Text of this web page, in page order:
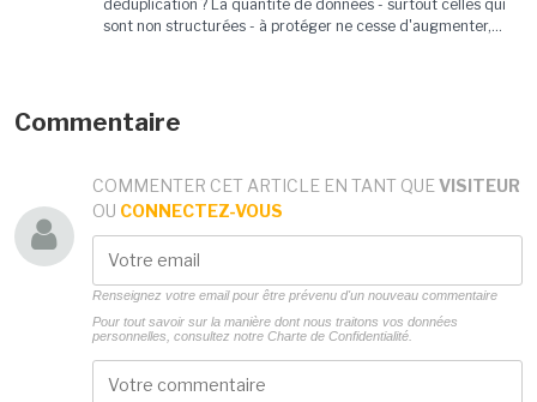
déduplication ? La quantité de données - surtout celles qui
sont non structurées - à protéger ne cesse d'augmenter,...
Commentaire
COMMENTER CET ARTICLE EN TANT QUE VISITEUR
OU CONNECTEZ-VOUS
Renseignez votre email pour être prévenu d'un nouveau commentaire
Pour tout savoir sur la manière dont nous traitons vos données
personnelles, consultez notre Charte de Confidentialité.